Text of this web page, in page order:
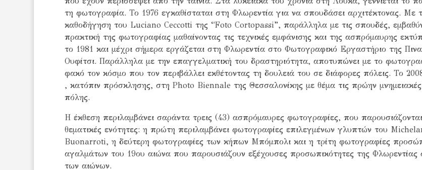
τη φωτογραφία. Το 1976 εγκαθίσταται στη Φλωρεντία για να σπουδάσει αρχιτέκτονας. Με
καθοδήγηση του Luciano Ceccotti της “Foto Cortopassi”, παράλληλα με τις σπουδές,
πρακτική της φωτογραφίας μαθαίνοντας τις τεχνικές εμφάνισης και της ασπρόμαυρης
το 1981 και μέχρι σήμερα εργάζεται στη Φλωρεντία στο Φωτογραφικό Εργαστήριο της
Ουφίτσι. Παράλληλα με την επαγγελματική του δραστηριότητα, αποτυπώνει με το
φακό τον κόσμο που τον περιβάλλει εκθέτοντας τη δουλειά του σε διάφορες πόλεις. Το
, κατόπιν πρόσκλησης, στη Photo Biennale της Θεσσαλονίκης με θέμα τις πρώην
πόλης.
Η έκθεση περιλαμβάνει σαράντα τρεις (43) ασπρόμαυρες φωτογραφίες, που
θεματικές ενότητες: η πρώτη περιλαμβάνει φωτογραφίες επιλεγμένων γλυπτών του
Buonarroti, η δεύτερη φωτογραφίες των κήπων Μπόμπολι και η τρίτη φωτογραφίες
αγαλμάτων του 19ου αιώνα που παρουσιάζουν εξέχουσες προσωπικότητες της
των αιώνων.